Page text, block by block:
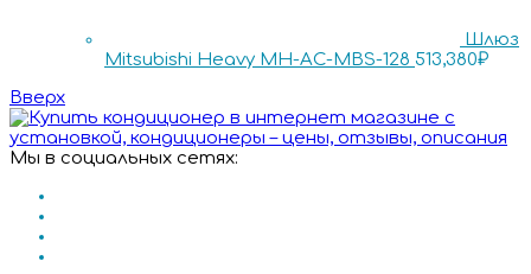
Шлюз
Mitsubishi Heavy MH-AC-MBS-128 513,380₽
Вверх
Мы в социальных сетях: